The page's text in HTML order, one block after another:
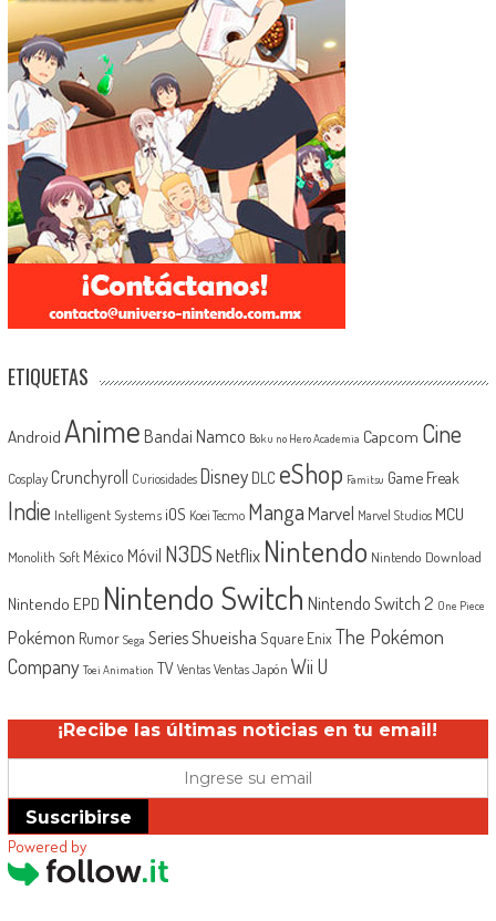
ETIQUETAS
Android Anime Bandai Namco Boku no Hero Academia Capcom Cine
Cosplay Crunchyroll Curiosidades Disney DLC eShop Famitsu Game Freak
Indie Intelligent Systems iOS Koei Tecmo MangaMarvel Marvel Studios MCU
Monolith Soft México Móvil N3DSNetflix Nintendo Nintendo Download
Nintendo EPD Nintendo Switch Nintendo Switch 2 One Piece
Pokémon Rumor Sega SeriesShueisha Square EnixThe Pokémon
Company Toei Animation TV Ventas Ventas Japón Wii U
¡Recibe las últimas noticias en tu email!
Suscribirse
Powered by